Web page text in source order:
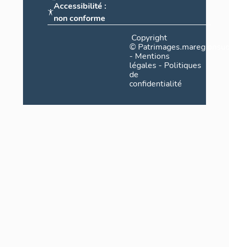
Accessibilité :
non conforme
Copyright
©
- Mentions
légales - Politiques
de
confidentialité